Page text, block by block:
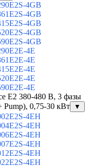
4GB
4GB
4GB
4GB
4GB
4E
4E
4E
4E
4E
E2 380-480 В, 3 фазы
Pump), 0,75-30 кВт
▼
4EH
4EH
4EH
4EH
4EH
4EH